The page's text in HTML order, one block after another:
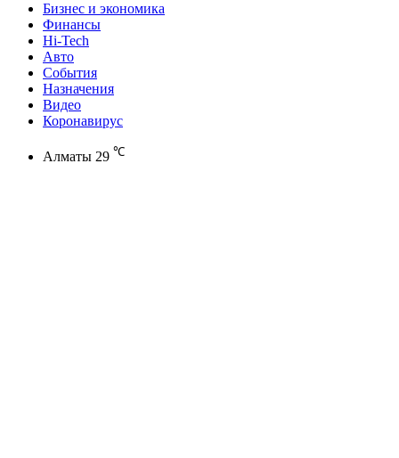
Бизнес и экономика
Финансы
Hi-Tech
Авто
События
Назначения
Видео
Коронавирус
Алматы 29 ℃